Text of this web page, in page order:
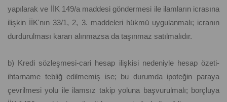
yapılarak ve İİK 149/a maddesi göndermesi ile ilamların icrasına
ilişkin İİK'nın 33/1, 2, 3. maddeleri hükmü uygulanmalı; icranın
durdurulması kararı alınmazsa da taşınmaz satılmalıdır.
b) Kredi sözleşmesi-cari hesap ilişkisi nedeniyle hesap özeti-
ihtarname tebliğ edilmemiş ise; bu durumda ipoteğin paraya
çevrilmesi yolu ile ilamsız takip yoluna başvurulmalı; borçluya